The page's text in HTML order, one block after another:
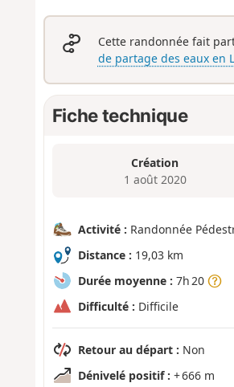
Cette randonnée fait
de partage des eaux en
Fiche technique
Création
1 août 2020
Activité : Randonnée
Distance : 19,03 km
Durée moyenne : 7h 20
Difficulté : Difficile
Retour au départ : Non
Dénivelé positif : + 666 m